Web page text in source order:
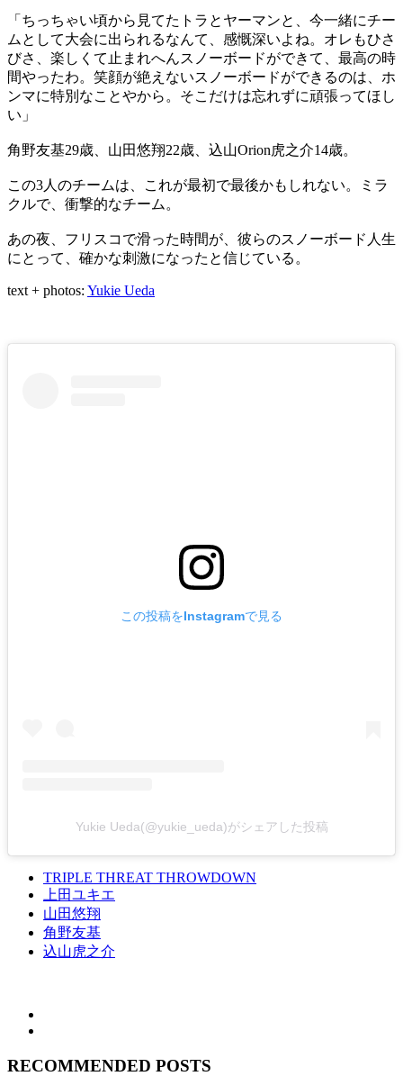
「ちっちゃい頃から見てたトラとヤーマンと、今一緒にチー
ムとして大会に出られるなんて、感慨深いよね。オレもひさ
びさ、楽しくて止まれへんスノーボードができて、最高の時
間やったわ。笑顔が絶えないスノーボードができるのは、ホ
ンマに特別なことやから。そこだけは忘れずに頑張ってほし
い」
角野友基29歳、山田悠翔22歳、込山Orion虎之介14歳。
この3人のチームは、これが最初で最後かもしれない。ミラ
クルで、衝撃的なチーム。
あの夜、フリスコで滑った時間が、彼らのスノーボード人生
にとって、確かな刺激になったと信じている。
text + photos: Yukie Ueda
この投稿をInstagramで見る
Yukie Ueda(@yukie_ueda)がシェアした投稿
TRIPLE THREAT THROWDOWN
上田ユキエ
山田悠翔
角野友基
込山虎之介
RECOMMENDED POSTS